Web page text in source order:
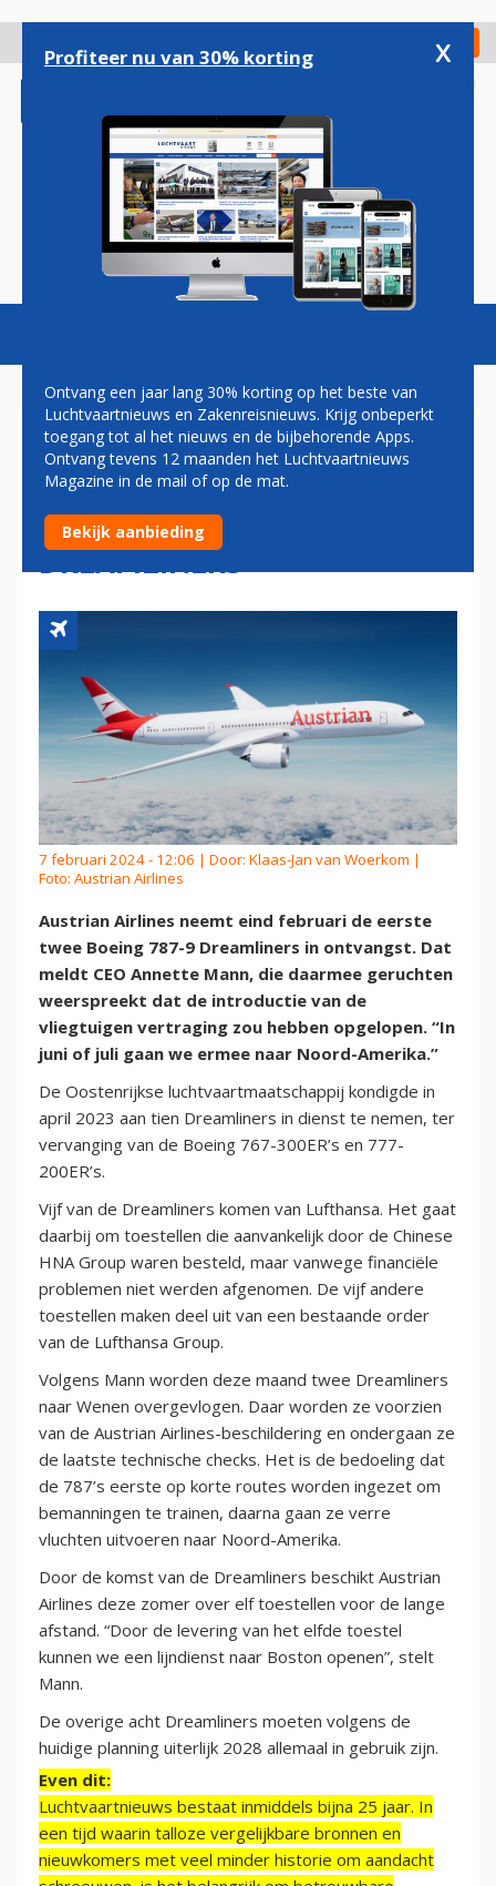
gaan
Check in
Magazine Podcasts Vacatures
AUSTRIAN AIRLINES
VERWACHT EIND DEZE
MAAND EERSTE
DREAMLINERS
7 februari 2024 - 12:06 | Door: Klaas-Jan van Woerkom |
Foto: Austrian Airlines
Austrian Airlines neemt eind februari de eerste
twee Boeing 787-9 Dreamliners in ontvangst. Dat
meldt CEO Annette Mann, die daarmee geruchten
weerspreekt dat de introductie van de
vliegtuigen vertraging zou hebben opgelopen. “In
juni of juli gaan we ermee naar Noord-Amerika.”
De Oostenrijkse luchtvaartmaatschappij kondigde in
april 2023 aan tien Dreamliners in dienst te nemen, ter
vervanging van de Boeing 767-300ER’s en 777-
200ER’s.
Vijf van de Dreamliners komen van Lufthansa. Het gaat
daarbij om toestellen die aanvankelijk door de Chinese
HNA Group waren besteld, maar vanwege financiële
problemen niet werden afgenomen. De vijf andere
toestellen maken deel uit van een bestaande order
van de Lufthansa Group.
Volgens Mann worden deze maand twee Dreamliners
naar Wenen overgevlogen. Daar worden ze voorzien
van de Austrian Airlines-beschildering en ondergaan ze
de laatste technische checks. Het is de bedoeling dat
de 787’s eerste op korte routes worden ingezet om
bemanningen te trainen, daarna gaan ze verre
vluchten uitvoeren naar Noord-Amerika.
Door de komst van de Dreamliners beschikt Austrian
Airlines deze zomer over elf toestellen voor de lange
afstand. “Door de levering van het elfde toestel
kunnen we een lijndienst naar Boston openen”, stelt
Mann.
De overige acht Dreamliners moeten volgens de
huidige planning uiterlijk 2028 allemaal in gebruik zijn.
Even dit:
Luchtvaartnieuws bestaat inmiddels bijna 25 jaar. In
een tijd waarin talloze vergelijkbare bronnen en
nieuwkomers met veel minder historie om aandacht
Profiteer nu van 30% korting x
Ontvang een jaar lang 30% korting op het beste van
Luchtvaartnieuws en Zakenreisnieuws. Krijg onbeperkt
toegang tot al het nieuws en de bijbehorende Apps.
Ontvang tevens 12 maanden het Luchtvaartnieuws
Magazine in de mail of op de mat.
Bekijk aanbieding